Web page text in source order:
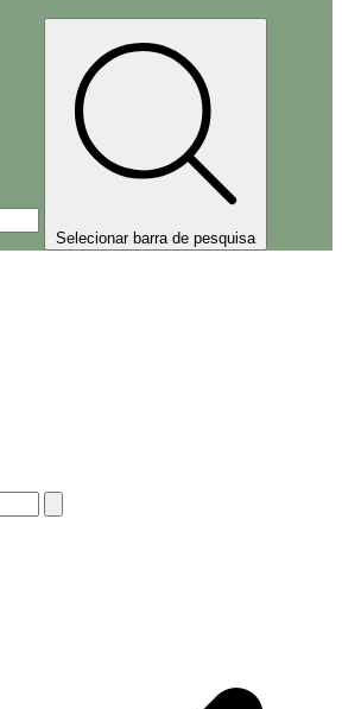
Selecionar barra de pesquisa